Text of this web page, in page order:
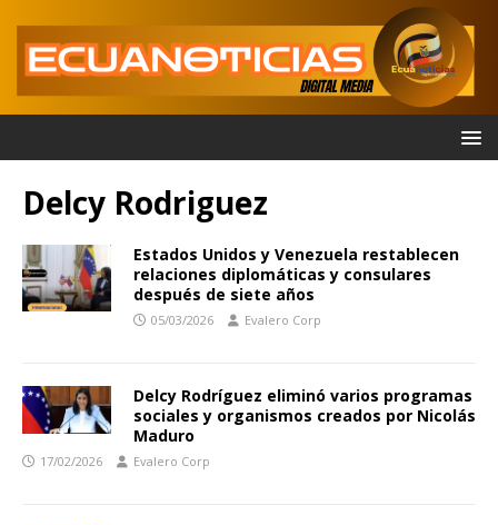
Delcy Rodriguez
Estados Unidos y Venezuela restablecen
relaciones diplomáticas y consulares
después de siete años
05/03/2026 Evalero Corp
Delcy Rodríguez eliminó varios programas
sociales y organismos creados por Nicolás
Maduro
17/02/2026 Evalero Corp